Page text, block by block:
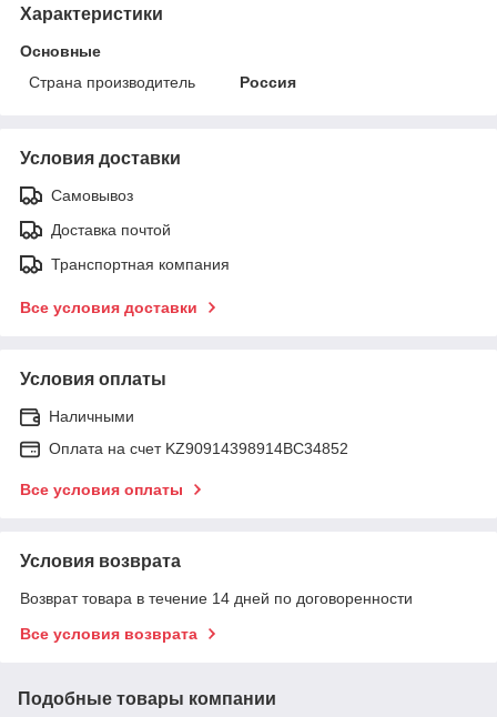
Характеристики
Основные
Страна производитель
Россия
Условия доставки
Самовывоз
Доставка почтой
Транспортная компания
Все условия доставки
Условия оплаты
Наличными
Оплата на счет KZ90914398914ВС34852
Все условия оплаты
Условия возврата
Возврат товара в течение 14 дней по договоренности
Все условия возврата
Подобные товары компании